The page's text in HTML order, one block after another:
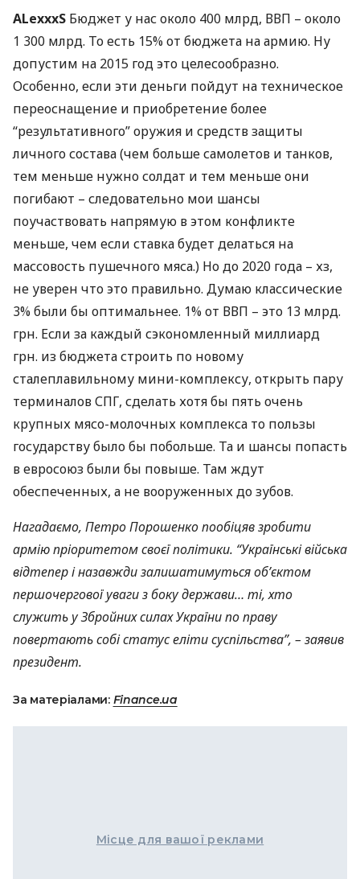
ALexxxS Бюджет у нас около 400 млрд, ВВП – около
1 300 млрд. То есть 15% от бюджета на армию. Ну
допустим на 2015 год это целесообразно.
Особенно, если эти деньги пойдут на техническое
переоснащение и приобретение более
“результативного” оружия и средств защиты
личного состава (чем больше самолетов и танков,
тем меньше нужно солдат и тем меньше они
погибают – следовательно мои шансы
поучаствовать напрямую в этом конфликте
меньше, чем если ставка будет делаться на
массовость пушечного мяса.) Но до 2020 года – хз,
не уверен что это правильно. Думаю классические
3% были бы оптимальнее. 1% от ВВП – это 13 млрд.
грн. Если за каждый сэкономленный миллиард
грн. из бюджета строить по новому
сталеплавильному мини-комплексу, открыть пару
терминаловСПГ, сделать хотя бы пять очень
крупных мясо-молочных комплекса то пользы
государству было бы побольше. Та и шансы попасть
в евросоюз были бы повыше. Там ждут
обеспеченных, а не вооруженных до зубов.
Нагадаємо, Петро Порошенко пообіцяв зробити
армію пріоритетом своєї політики. “Українські війська
відтепер і назавжди залишатимуться об’єктом
першочергової уваги з боку держави… ті, хто
служить у Збройних силах України по праву
повертають собі статус еліти суспільства”, – заявив
президент.
За матеріалами: Finance.ua
Місце для вашої реклами